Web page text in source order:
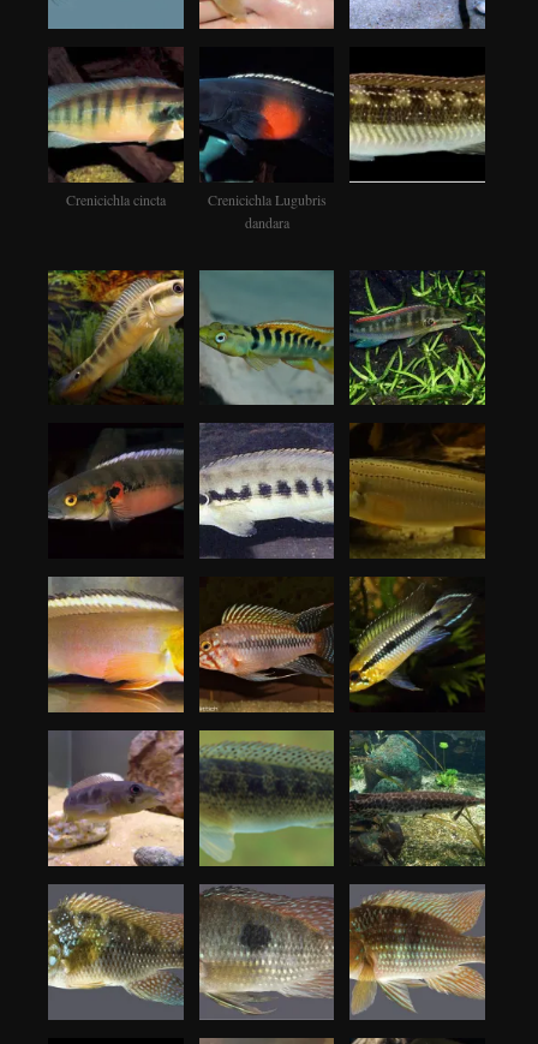
Crenicichla cincta
Crenicichla Lugubris
dandara